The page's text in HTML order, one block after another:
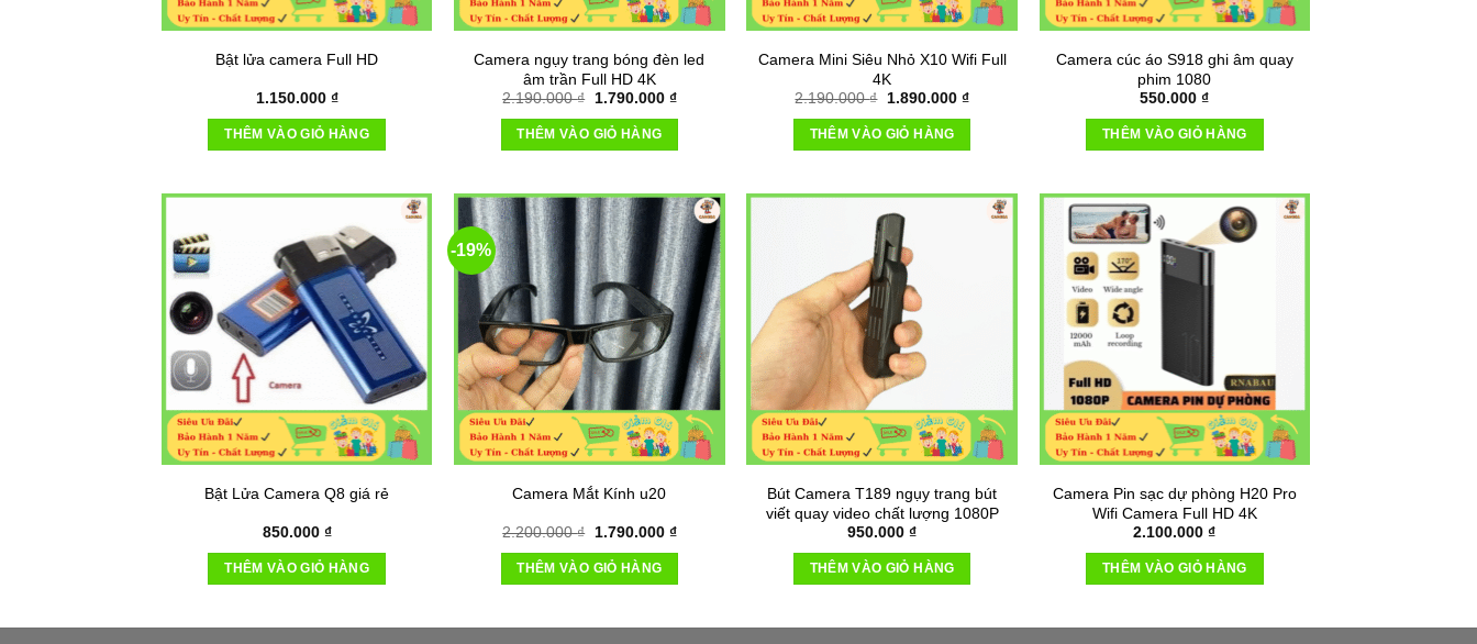
Bật lửa camera Full HD
1.150.000 ₫
THÊM VÀO GIỎ HÀNG
Camera ngụy trang bóng đèn led
âm trần Full HD 4K
2.190.000₫
Giá
là:
2.190.000 ₫.
1.790.000 ₫Giá
THÊM VÀO GIỎ HÀNG
Camera Mini Siêu Nhỏ X10 Wifi Full
4K
2.190.000₫ Giá
là:
2.190.000 ₫.
1.890.000 ₫Giá
THÊM VÀO GIỎ HÀNG
Camera cúc áo S918 ghi âm quay
phim 1080
550.000₫
THÊM VÀO GIỎ HÀNG
Bật Lửa Camera Q8 giá rẻ
850.000 ₫
THÊM VÀO GIỎ HÀNG
-19%
Camera Mắt Kính u20
2.200.000₫
Giá
là:
2.200.000 ₫.
1.790.000 ₫Giá
THÊM VÀO GIỎ HÀNG
Bút Camera T189 ngụy trang bút
viết quay video chất lượng 1080P
950.000₫
THÊM VÀO GIỎ HÀNG
Camera Pin sạc dự phòng H20 Pro
Wifi Camera Full HD 4K
2.100.000₫
THÊM VÀO GIỎ HÀNG